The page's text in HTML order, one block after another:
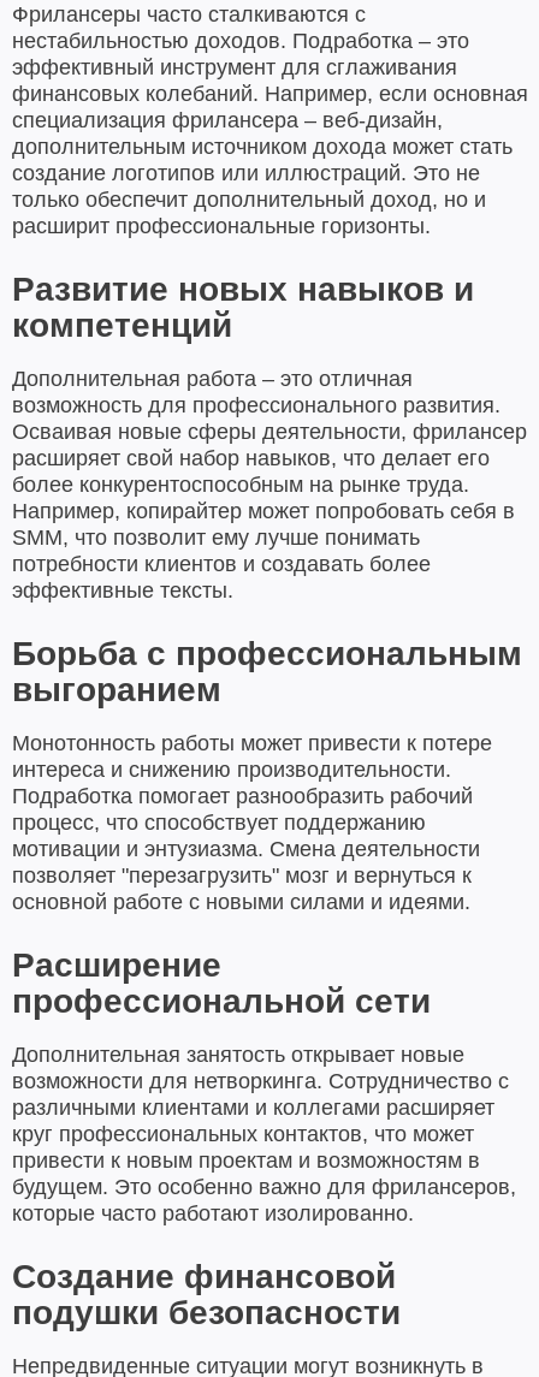
Фрилансеры часто сталкиваются с
нестабильностью доходов. Подработка – это
эффективный инструмент для сглаживания
финансовых колебаний. Например, если основная
специализация фрилансера – веб-дизайн,
дополнительным источником дохода может стать
создание логотипов или иллюстраций. Это не
только обеспечит дополнительный доход, но и
расширит профессиональные горизонты.
Развитие новых навыков и
компетенций
Дополнительная работа – это отличная
возможность для профессионального развития.
Осваивая новые сферы деятельности, фрилансер
расширяет свой набор навыков, что делает его
более конкурентоспособным на рынке труда.
Например, копирайтер может попробовать себя в
SMM, что позволит ему лучше понимать
потребности клиентов и создавать более
эффективные тексты.
Борьба с профессиональным
выгоранием
Монотонность работы может привести к потере
интереса и снижению производительности.
Подработка помогает разнообразить рабочий
процесс, что способствует поддержанию
мотивации и энтузиазма. Смена деятельности
позволяет "перезагрузить" мозг и вернуться к
основной работе с новыми силами и идеями.
Расширение
профессиональной сети
Дополнительная занятость открывает новые
возможности для нетворкинга. Сотрудничество с
различными клиентами и коллегами расширяет
круг профессиональных контактов, что может
привести к новым проектам и возможностям в
будущем. Это особенно важно для фрилансеров,
которые часто работают изолированно.
Создание финансовой
подушки безопасности
Непредвиденные ситуации могут возникнуть в